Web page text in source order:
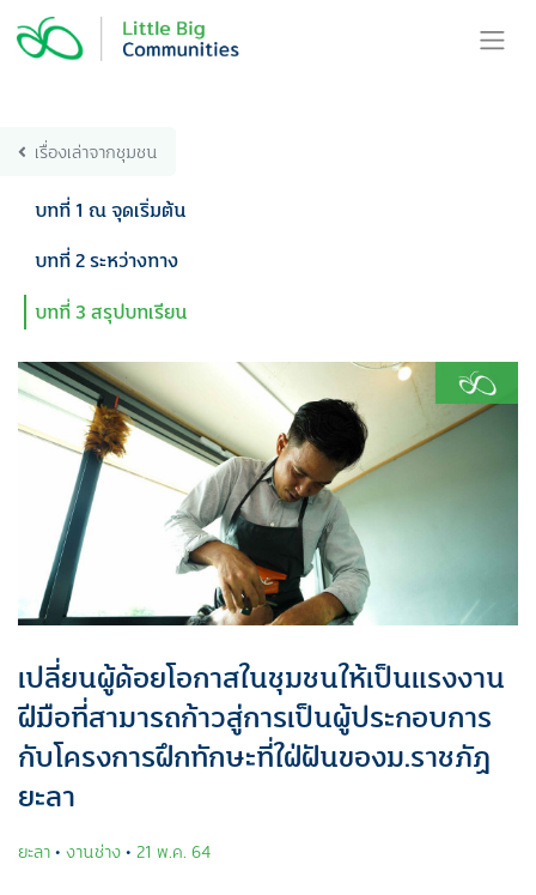
content
เรื่องเล่าจากชุมชน
บทที่ 1 ณ จุดเริ่มต้น
บทที่ 2 ระหว่างทาง
บทที่ 3 สรุปบทเรียน
เปลี่ยนผู้ด้อยโอกาสในชุมชนให้เป็นแรงงาน
ฝีมือที่สามารถก้าวสู่การเป็นผู้ประกอบการ
กับโครงการฝึกทักษะที่ใฝ่ฝันของม.ราชภัฏ
ยะลา
ยะลา• งานช่าง• 21 พ.ค. 64